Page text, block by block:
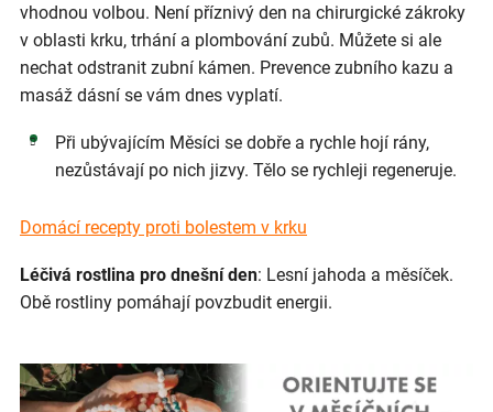
vhodnou volbou. Není příznivý den na chirurgické zákroky
v oblasti krku, trhání a plombování zubů. Můžete si ale
nechat odstranit zubní kámen. Prevence zubního kazu a
masáž dásní se vám dnes vyplatí.
Při ubývajícím Měsíci se dobře a rychle hojí rány,
nezůstávají po nich jizvy. Tělo se rychleji regeneruje.
Domácí recepty proti bolestem v krku
Léčivá rostlina pro dnešní den: Lesní jahoda a měsíček.
Obě rostliny pomáhají povzbudit energii.